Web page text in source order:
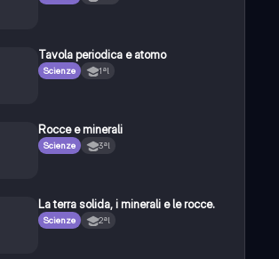
Tavola periodica e atomo
Scienze 1ªl
Rocce e minerali
Scienze 3ªl
La terra solida, i minerali e le rocce.
Scienze 2ªl